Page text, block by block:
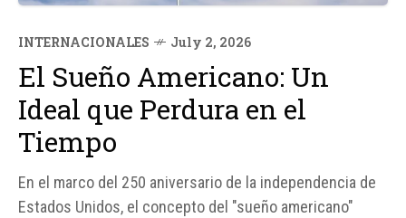
INTERNACIONALES July 2, 2026
El Sueño Americano: Un
Ideal que Perdura en el
Tiempo
En el marco del 250 aniversario de la independencia de
Estados Unidos, el concepto del "sueño americano"